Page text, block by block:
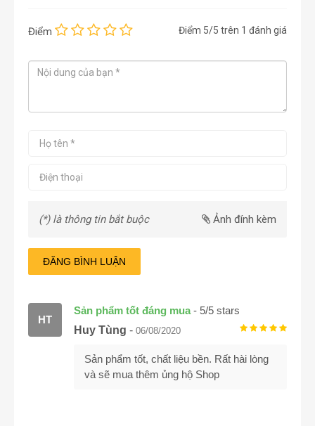
Điểm Điểm 5/5 trên 1 đánh giá
(*) là thông tin bắt buộc Ảnh đính kèm
ĐĂNG BÌNH LUẬN
Sản phẩm tốt đáng mua- 5/5 stars
HT
Huy Tùng - 06/08/2020
Sản phẩm tốt, chất liệu bền. Rất hài lòng
và sẽ mua thêm ủng hộ Shop